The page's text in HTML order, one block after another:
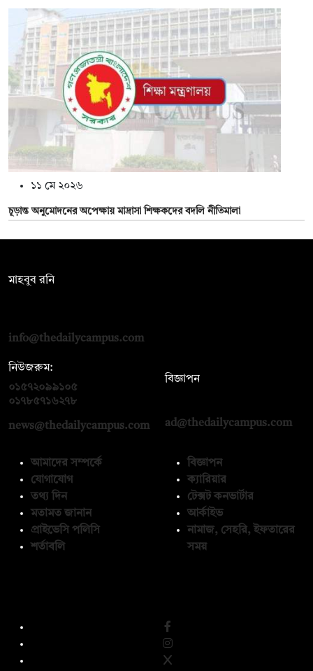
১১ মে ২০২৬
চূড়ান্ত অনুমোদনের অপেক্ষায় মাদ্রাসা শিক্ষকদের বদলি নীতিমালা
মাহবুব রনি
info@thedailycampus.com
নিউজরুম:
০১৫৭২০৯৯১০৫
০১৭৮৫৭১৬২৭৮
news@thedailycampus.com
বিজ্ঞাপন
ad@thedailycampus.com
আমাদের সম্পর্কে
যোগাযোগ
তথ্য দিন
মতামত জানান
প্রাইভেসি পলিসি
শর্তাবলি
বিজ্ঞাপন
ক্যারিয়ার
টেক্সট কনভার্টার
আর্কাইভ
নামাজ, সেহরি, ইফতারের
সময়